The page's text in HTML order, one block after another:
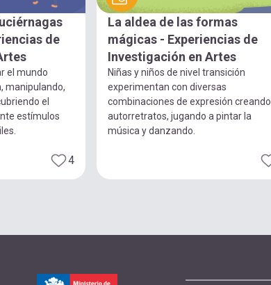
de
el mundo
manipulando,
el
estímulos
4
La aldea de las formas
mágicas - Experiencias de
Investigación en Artes
Niñas y niños de nivel transición
experimentan con diversas
combinaciones de expresión creando
autorretratos, jugando a pintar la
música y danzando.